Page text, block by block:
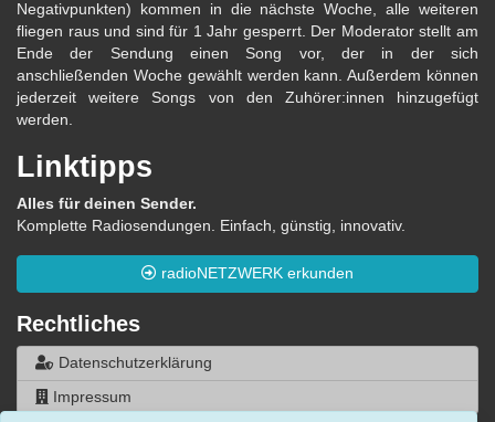
Negativpunkten) kommen in die nächste Woche, alle weiteren
fliegen raus und sind für 1 Jahr gesperrt. Der Moderator stellt am
Ende der Sendung einen Song vor, der in der sich
anschließenden Woche gewählt werden kann. Außerdem können
jederzeit weitere Songs von den Zuhörer:innen hinzugefügt
werden.
Linktipps
Alles für deinen Sender.
Komplette Radiosendungen. Einfach, günstig, innovativ.
radioNETZWERK erkunden
Rechtliches
Datenschutzerklärung
Impressum